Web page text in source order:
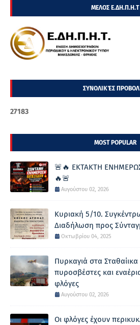
ΜΕΛΟΣ Ε.ΔΗ.Π.Η.Τ
ΣΥΝΟΛΙΚΈΣ
27183
MOST POPULAR
🚨🔥 ΕΚΤΑΚΤΗ
🔥🚨
Αυγούστου 02, 2026
Κυριακή 5/10.
Διαδήλωση προς
Οκτωβρίου 04, 2025
Πυρκαγιά στα
πυροσβέστες και
φλόγες
Αυγούστου 02, 2026
Οι φλόγες έχουν